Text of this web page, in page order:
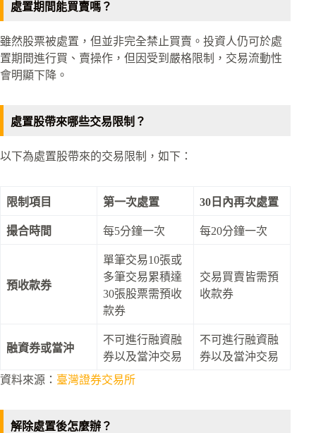
處置期間能買賣嗎？
雖然股票被處置，但並非完全禁止買賣。投資人仍可於處
置期間進行買、賣操作，但因受到嚴格限制，交易流動性
會明顯下降。
處置股帶來哪些交易限制？
以下為處置股帶來的交易限制，如下：
限制項目 第一次處置 30日內再次處置
撮合時間 每5分鐘一次 每20分鐘一次
預收款券
單筆交易10張或
多筆交易累積達
30張股票需預收
款券
交易買賣皆需預
收款券
融資券或當沖
不可進行融資融
券以及當沖交易
不可進行融資融
券以及當沖交易
資料來源： 臺灣證券交易所
解除處置後怎麼辦？